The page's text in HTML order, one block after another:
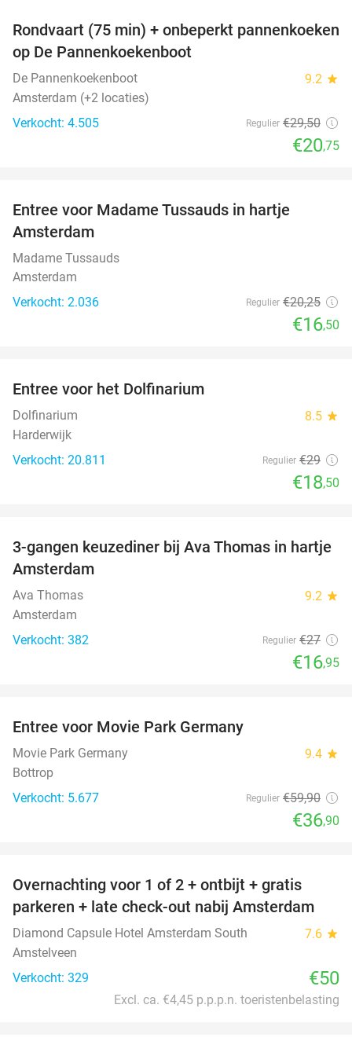
30%
Rondvaart (75 min) + onbeperkt pannenkoeken
op De Pannenkoekenboot
De Pannenkoekenboot 9.2 star
Amsterdam (+2 locaties)
Verkocht: 4.505
Regulier €29,50
€20,75
Entree voor Madame Tussauds in hartje
Amsterdam
Madame Tussauds
Amsterdam
Verkocht: 2.036
Regulier €20,25
€16,50
Entree voor het Dolfinarium
Dolfinarium 8.5 star
Harderwijk
Verkocht: 20.811
Regulier €29
€18,50
37%
3-gangen keuzediner bij Ava Thomas in hartje
Amsterdam
Ava Thomas 9.2 star
Amsterdam
Verkocht: 382
Regulier €27
€16,95
Entree voor Movie Park Germany
Movie Park Germany 9.4 star
Bottrop
Verkocht: 5.677
Regulier €59,90
€36,90
Overnachting voor 1 of 2 + ontbijt + gratis
parkeren + late check-out nabij Amsterdam
Diamond Capsule Hotel Amsterdam South 7.6 star
Amstelveen
Verkocht: 329
€50
Excl. ca. €4,45 p.p.p.n. toeristenbelasting